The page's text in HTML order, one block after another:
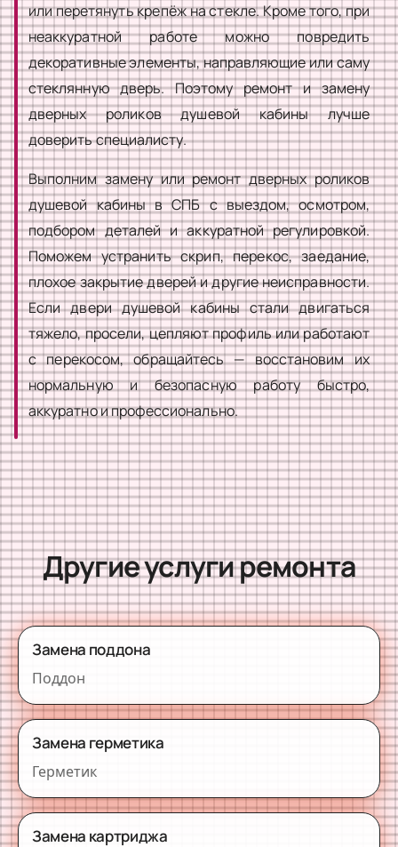
или перетянуть крепёж на стекле. Кроме того, при
неаккуратной работе можно повредить
декоративные элементы, направляющие или саму
стеклянную дверь. Поэтому ремонт и замену
дверных роликов душевой кабины лучше
доверить специалисту.
Выполним замену или ремонт дверных роликов
душевой кабины в СПБ с выездом, осмотром,
подбором деталей и аккуратной регулировкой.
Поможем устранить скрип, перекос, заедание,
плохое закрытие дверей и другие неисправности.
Если двери душевой кабины стали двигаться
тяжело, просели, цепляют профиль или работают
с перекосом, обращайтесь — восстановим их
нормальную и безопасную работу быстро,
аккуратно и профессионально.
Другие услуги ремонта
Замена поддона
Поддон
Замена герметика
Герметик
Замена картриджа